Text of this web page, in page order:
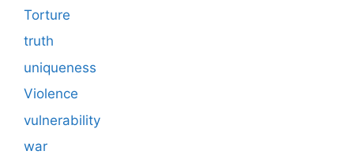
Torture
truth
uniqueness
Violence
vulnerability
war